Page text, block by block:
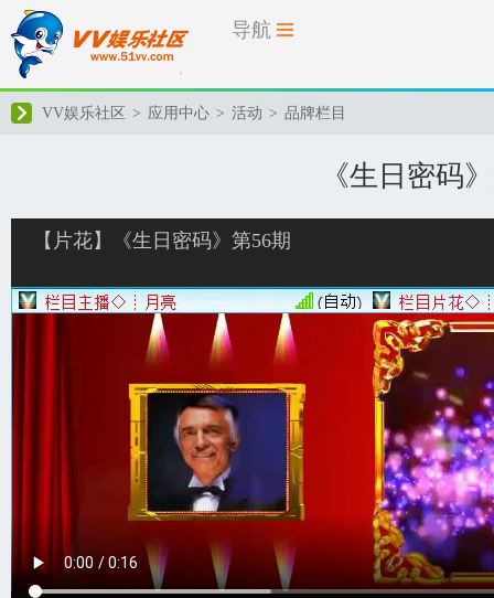
导航
VV娱乐社区 > 应用中心 > 活动 > 品牌栏目
《生日密码
【片花】《生日密码》第56期